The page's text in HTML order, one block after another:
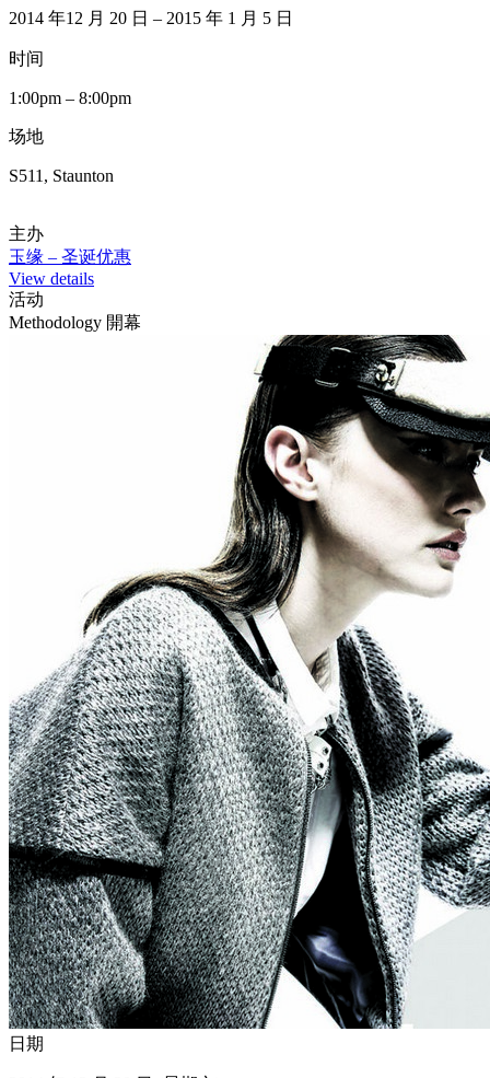
2014 年12 月 20 日 – 2015 年 1 月 5 日
时间
1:00pm – 8:00pm
场地
S511, Staunton
主办
玉缘 – 圣诞优惠
View details
活动
Methodology 開幕
日期